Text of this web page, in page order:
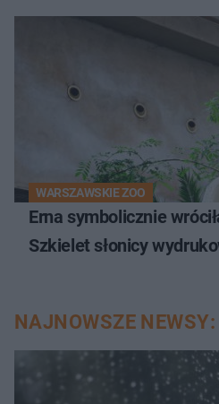
WARSZAWSKIE ZOO
Erna symbolicznie
Szkielet słonicy
NAJNOWSZE NEWSY: